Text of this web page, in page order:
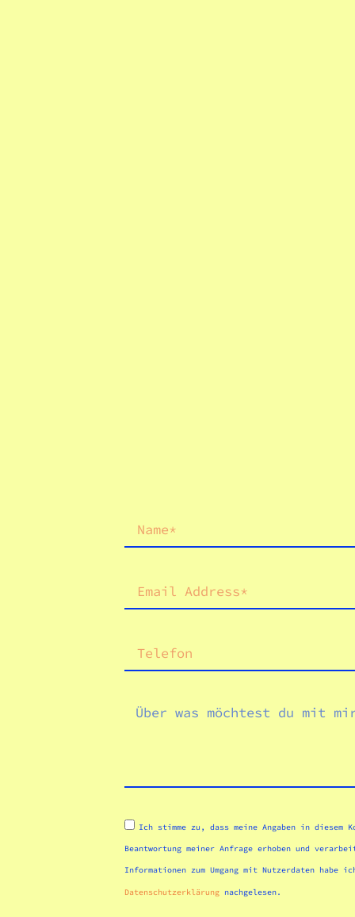
Ich stimme zu, dass meine Angaben in diesem
Beantwortung meiner Anfrage erhoben und
Informationen zum Umgang mit Nutzerdaten habe
Datenschutzerklärung nachgelesen.